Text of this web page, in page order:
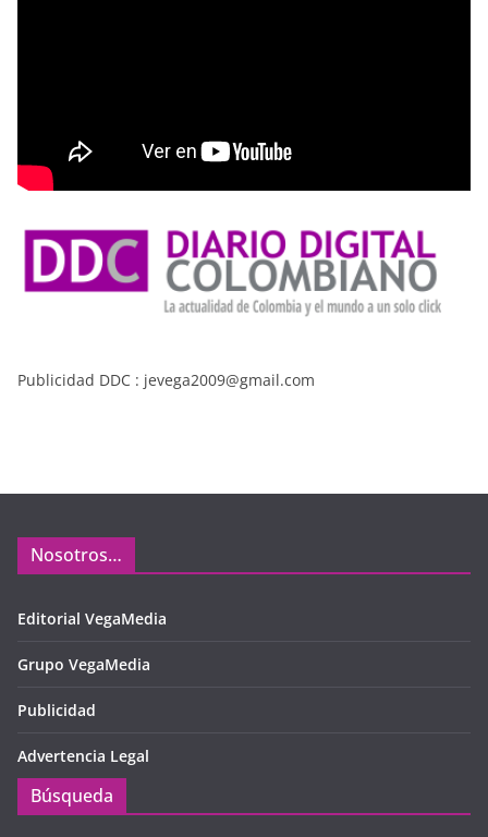
Publicidad DDC : jevega2009@gmail.com
Nosotros…
Editorial VegaMedia
Grupo VegaMedia
Publicidad
Advertencia Legal
Búsqueda